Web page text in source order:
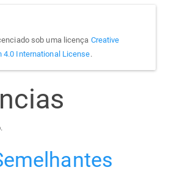
sob uma licença Creative
4.0 International License.